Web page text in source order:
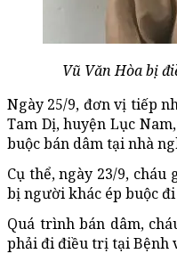
Vũ Văn Hòa bị
Ngày 25/9, đơn vị tiếp
Tam Dị, huyện Lục
buộc bán dâm tại nhà
Cụ thể, ngày 23/9, cháu
bị người khác ép buộc
Quá trình bán dâm,
phải đi điều trị tại Bệnh